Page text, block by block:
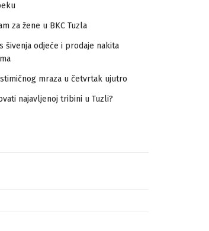
za žene u BKC Tuzla
šivenja odjeće i prodaje nakita
mraza u četvrtak ujutro
najavljenoj tribini u Tuzli?